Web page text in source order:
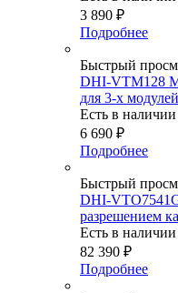
3 890 ₽
Подробнее
Быстрый
DHI-VTM128
для 3-х модулей
Есть в наличии
6 690 ₽
Подробнее
Быстрый
DHI-
разрешением
Есть в наличии
82 390 ₽
Подробнее